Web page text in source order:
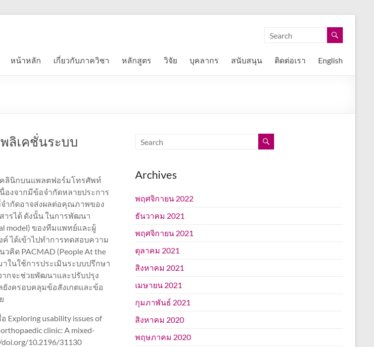
หน้าหลัก เกี่ยวกับภาควิชา หลักสูตร วิจัย บุคลากร สนับสนุน ติดต่อเรา English
ลิเคชั่นระบบ
ลินิกบนแพลตฟอร์มโทรศัพท์
องจากมีข้อจำกัดหลายประการ
ำกัดอาจส่งผลต่อคุณภาพของ
ารได้ ดังนั้น ในการพัฒนา
model) ของทีมแพทย์และผู้
ได้เข้าไปทำการทดสอบความ
คิด PACMAD (People At the
มาในใช้การประเมินระบบปรึกษา
กจะช่วยพัฒนาและปรับปรุง
ยังครอบคลุมข้อสังเกตและข้อ
usability issues of
clinic: A mixed-
10.2196/31130
Archives
พฤศจิกายน 2022
ธันวาคม 2021
พฤศจิกายน 2021
ตุลาคม 2021
สิงหาคม 2021
เมษายน 2021
กุมภาพันธ์ 2021
สิงหาคม 2020
พฤษภาคม 2020